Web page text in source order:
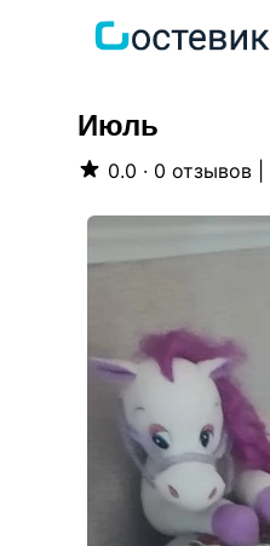
Июль
0.0 · 0 отзывов